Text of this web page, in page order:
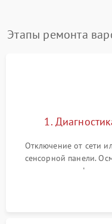
Этапы ремонта
1.
Отключение от сети
сенсорной панели.
проверка конфорок
клиента о